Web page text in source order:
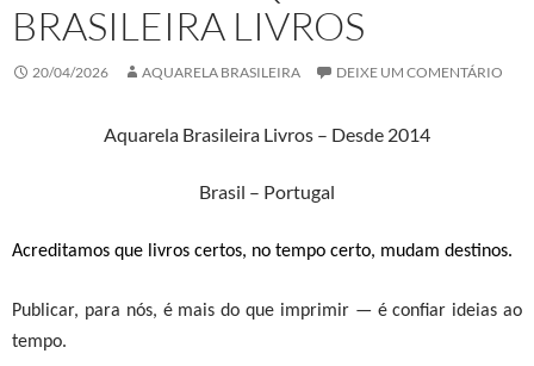
BRASILEIRA LIVROS
20/04/2026 AQUARELA BRASILEIRA DEIXE UM COMENTÁRIO
Aquarela Brasileira Livros – Desde 2014
Brasil – Portugal
Acreditamos que livros certos, no tempo certo, mudam destinos.
Publicar, para nós, é mais do que imprimir — é confiar ideias ao
tempo.